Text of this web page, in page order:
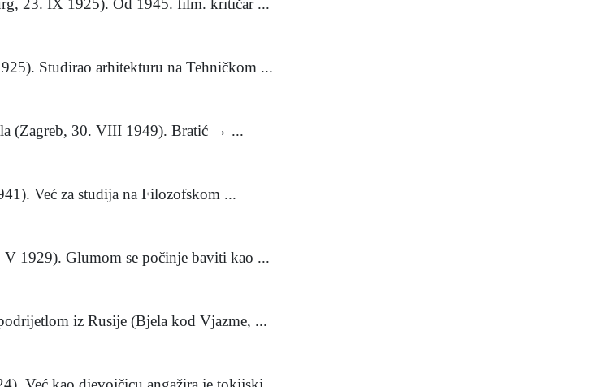
23. IX 1925). Od 1945. film. kritičar ...
Studirao arhitekturu na Tehničkom ...
(Zagreb, 30. VIII 1949). Bratić → ...
Već za studija na Filozofskom ...
1929). Glumom se počinje baviti kao ...
iz Rusije (Bjela kod Vjazme, ...